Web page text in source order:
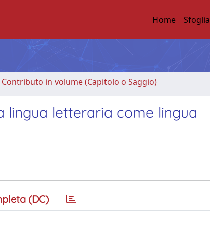
Home Sfoglia
Contributo in volume (Capitolo o Saggio)
lingua letteraria come lingua
(DC)